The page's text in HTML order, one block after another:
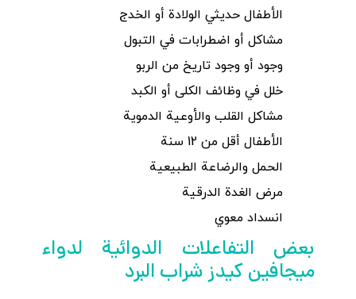
الأطفال حديثي الولادة أو الخدج
مشاكل أو اضطرابات في التبول
وجود أو وجود تاريخ من الربو
خلل في وظائف الكلى أو الكبد
مشاكل القلب والأوعية الدموية
الأطفال أقل من 12 سنة
الحمل والرضاعة الطبيعية
مرض الغدة الدرقية
انسداد معوي
بعض التفاعلات الدوائية لدواء
ميجافين كيدز شراب البرد